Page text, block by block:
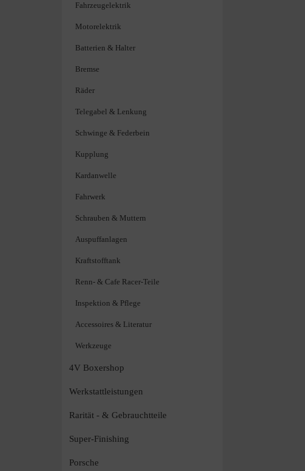
Fahrzeugelektrik
Motorelektrik
Batterien & Halter
Bremse
Räder
Telegabel & Lenkung
Schwinge & Federbein
Kupplung
Kardanwelle
Fahrwerk
Schrauben & Muttern
Auspuffanlagen
Kraftstofftank
Renn- & Cafe Racer-Teile
Inspektion & Pflege
Accessoires & Literatur
Werkzeuge
4V Boxershop
Werkstattleistungen
Rarität - & Gebrauchtteile
Super-Finishing
Porsche